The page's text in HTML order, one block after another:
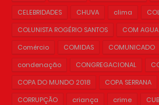
CELEBRIDADES
CHUVA clima
COLUNISTA ROGÉRIO SANTOS
COM AGUA
Comércio
COMIDAS COMUNICADO
condenação
CONGREGACIONAL
COPA DO MUNDO 2018
COPA SERRANA
CORRUPÇÃO
criança crime